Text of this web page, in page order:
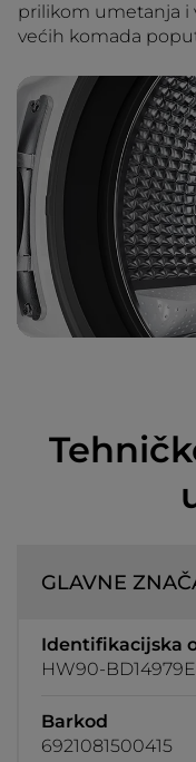
prilikom umetanja i
većih komada
GLAVNE
Identifikacijska
HW90-
Barkod
6921081500415